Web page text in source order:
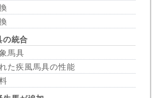
の統合
馬具
た疾風馬具の性能